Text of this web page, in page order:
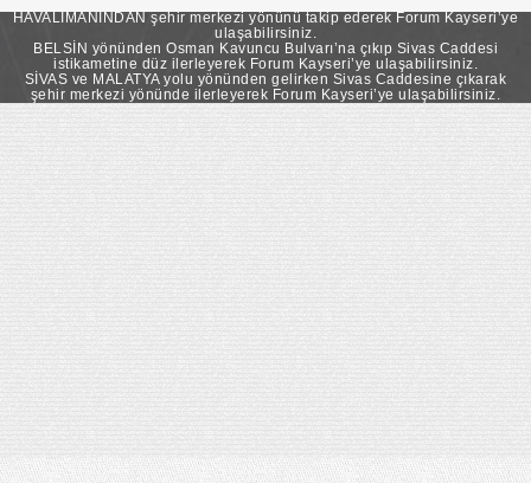
HAVALİMANINDAN şehir merkezi yönünü takip ederek Forum Kayseri’ye
ulaşabilirsiniz.
BELSİN yönünden Osman Kavuncu Bulvarı’na çıkıp Sivas Caddesi
istikametine düz ilerleyerek Forum Kayseri’ye ulaşabilirsiniz.
SİVAS ve MALATYA yolu yönünden gelirken Sivas Caddesine çıkarak
şehir merkezi yönünde ilerleyerek Forum Kayseri’ye ulaşabilirsiniz.